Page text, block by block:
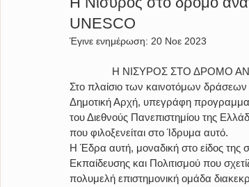
UNESCO
Έγινε ενημέρωση: 20 Νοε 2023
Η ΝΙΣΥΡΟΣ ΣΤΟ ΔΡΟΜΟ
Στο πλαίσιο των καινοτόμων δράσεων
Δημοτική Αρχή, υπεγράφη
του Διεθνούς Πανεπιστημίου της
που φιλοξενείται στο Ίδρυμα αυτό.
Η Έδρα αυτή, μοναδική στο είδος της
Εκπαίδευσης και Πολιτισμού που
πολυμελή επιστημονική ομάδα